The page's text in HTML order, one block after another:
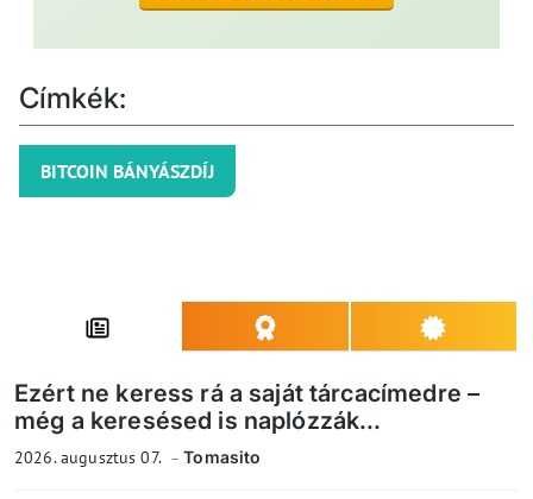
Címkék:
BITCOIN BÁNYÁSZDÍJ
Ezért ne keress rá a saját tárcacímedre –
még a keresésed is naplózzák...
2026. augusztus 07. Tomasito